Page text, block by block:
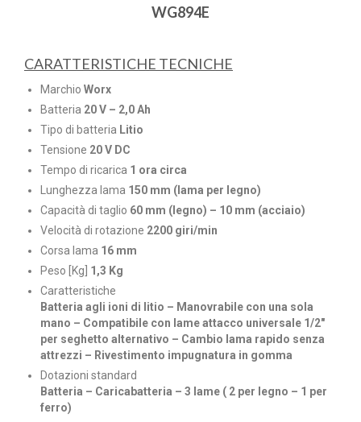
WG894E
CARATTERISTICHE TECNICHE
Marchio Worx
Batteria 20 V – 2,0 Ah
Tipo di batteria Litio
Tensione 20 V DC
Tempo di ricarica 1 ora circa
Lunghezza lama 150 mm (lama per legno)
Capacità di taglio 60 mm (legno) – 10 mm (acciaio)
Velocità di rotazione 2200 giri/min
Corsa lama 16 mm
Peso [Kg] 1,3 Kg
Caratteristiche
Batteria agli ioni di litio – Manovrabile con una sola
mano – Compatibile con lame attacco universale 1/2″
per seghetto alternativo – Cambio lama rapido senza
attrezzi – Rivestimento impugnatura in gomma
Dotazioni standard
Batteria – Caricabatteria – 3 lame ( 2 per legno – 1 per
ferro)